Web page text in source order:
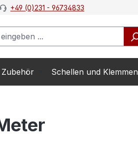
+49 (0)231 - 96734833
Zubehör Schellen und Klemmen